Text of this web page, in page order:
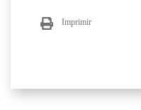
Imprimir